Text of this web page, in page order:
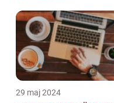
29 maj 2024